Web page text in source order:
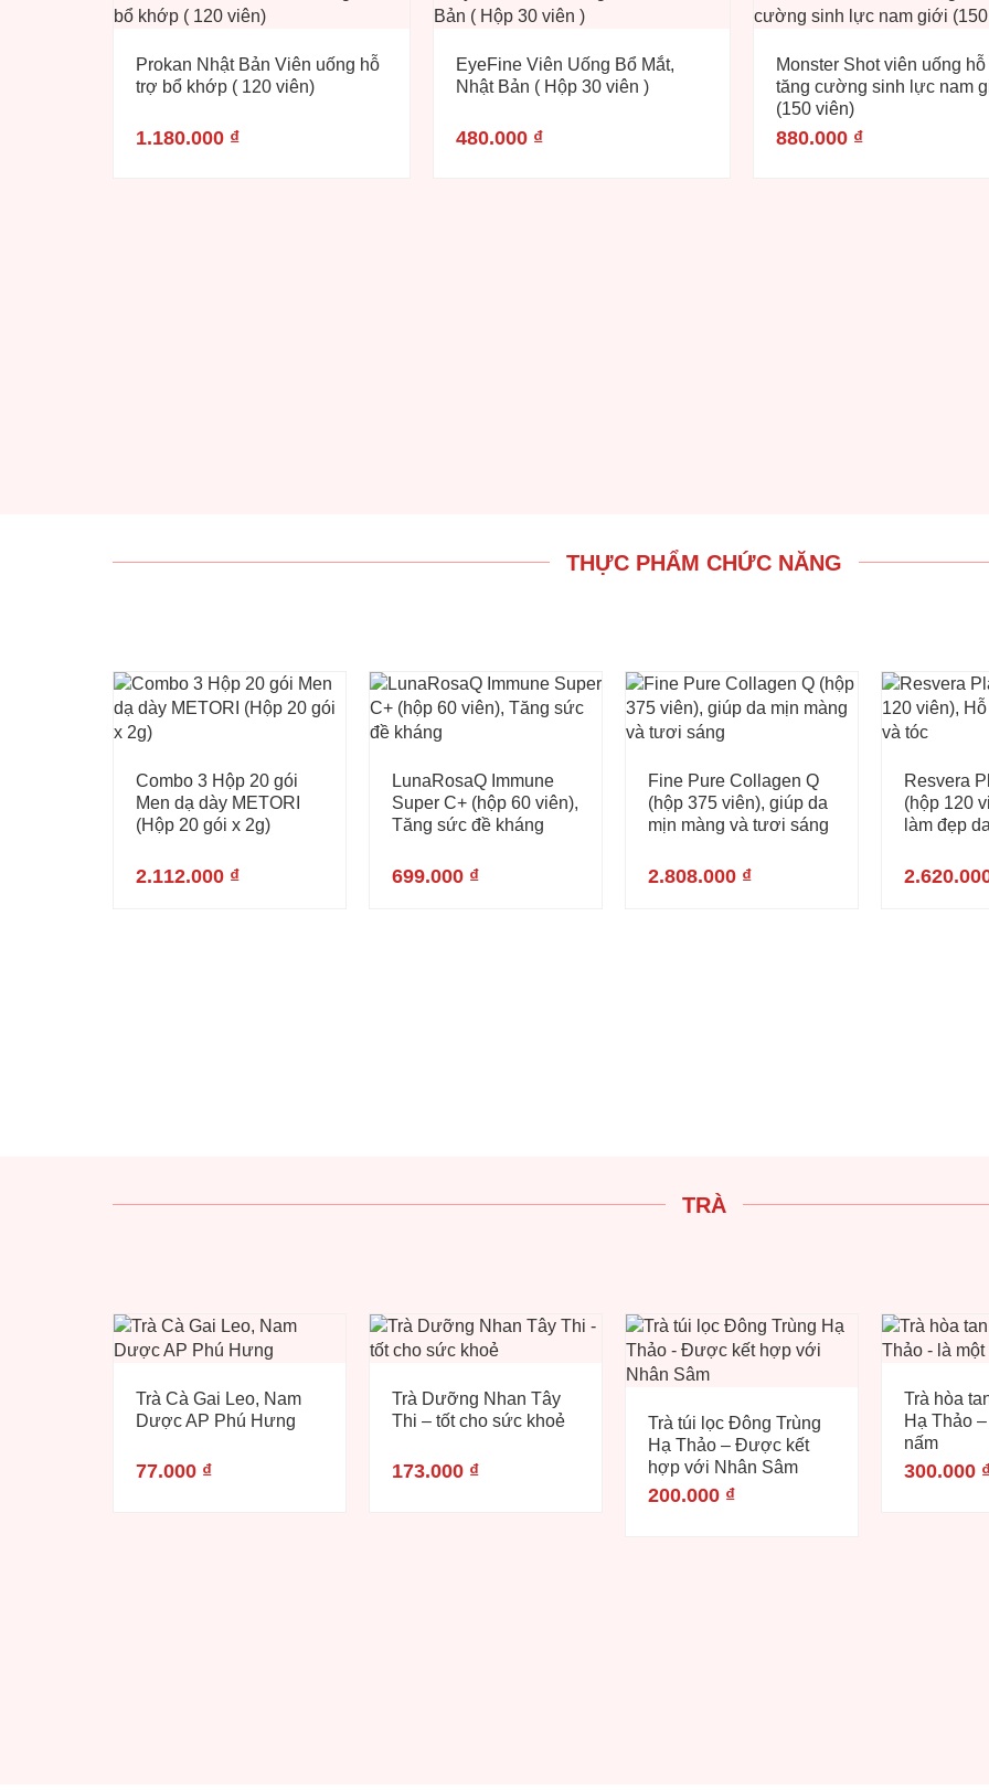
Prokan Nhật Bản Viên uống hỗ
trợ bổ khớp ( 120 viên)
1.180.000 ₫
EyeFine Viên Uống Bổ Mắt,
Nhật Bản ( Hộp 30 viên )
480.000 ₫
Monster Shot viên uống
tăng cường sinh lực nam
(150 viên)
880.000 ₫
THỰC PHẨM CHỨC NĂNG
Combo 3 Hộp 20 gói
Men dạ dày METORI
(Hộp 20 gói x 2g)
2.112.000 ₫
LunaRosaQ Immune
Super C+ (hộp 60 viên),
Tăng sức đề kháng
699.000 ₫
Fine Pure Collagen Q
(hộp 375 viên), giúp da
mịn màng và tươi sáng
2.808.000 ₫
Resvera
(hộp 120
làm đẹp
TRÀ
Trà Cà Gai Leo, Nam
Dược AP Phú Hưng
77.000 ₫
Trà Dưỡng Nhan Tây
Thi – tốt cho sức khoẻ
173.000 ₫
Trà túi lọc Đông Trùng
Hạ Thảo – Được kết
hợp với Nhân Sâm
200.000 ₫
Trà hòa
Hạ Thảo
nấm
300.000